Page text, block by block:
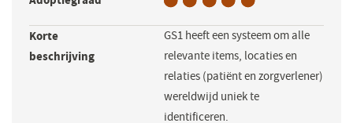
Korte
beschrijving
GS1 heeft een systeem om alle
relevante items, locaties en
relaties (patiënt en zorgverlener)
wereldwijd uniek te
identificeren.